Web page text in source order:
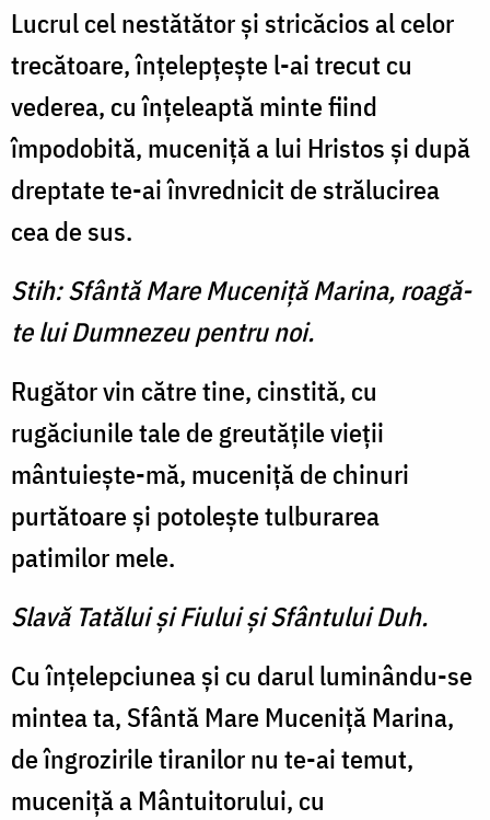
Lucrul cel nestătător şi stricăcios al celor
trecătoare, înţelepţeşte l-ai trecut cu
vederea, cu înţeleaptă minte fiind
împodobită, muceniţă a lui Hristos şi după
dreptate te-ai învrednicit de strălucirea
cea de sus.
Stih: Sfântă Mare Muceniţă Marina, roagă-
te lui Dumnezeu pentru noi.
Rugător vin către tine, cinstită, cu
rugăciunile tale de greutăţile vieţii
mântuieşte-mă, muceniţă de chinuri
purtătoare şi potoleşte tulburarea
patimilor mele.
Slavă Tatălui şi Fiului şi Sfântului Duh.
Cu înţelepciunea şi cu darul luminându-se
mintea ta, Sfântă Mare Muceniţă Marina,
de îngrozirile tiranilor nu te-ai temut,
muceniţă a Mântuitorului, cu